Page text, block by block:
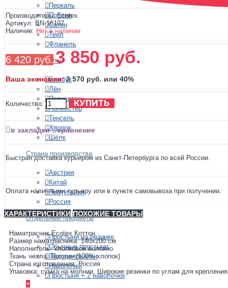
Перкаль
Поплин
Сатин
Твил
Фланель
Материалы
Бамбук
Лён
Поликоттон
Полиэстер
Тенсель
Хлопок
Шёлк
Страна производства
Австрия
Китай
Португалия
Россия
Отдельные предметы
Простыни на резинке
Обычные простыни
Пододеяльники
Наволочки
Простыня + 2 наволочки
+
Производитель:Ecotex
Артикул: BN-16107
Наличие: Нет в наличии
6 420 руб. 3 850 руб.
Ваша экономия: 2 570 руб. или 40%
Количество: КУПИТЬ
в закладки сравнение
Быстрая доставка курьером из Санкт-Петербурга по всей России.
Оплата наличными курьеру или в пункте самовывоза при получении.
ХАРАКТЕРИСТИКИ ПОХОЖИЕ ТОВАРЫ
Наматрасник Ecotex Коттон
Размер наматрасника: 140x200 см
Наполнитель: хлопковое волокно
Ткань чехла: Поплин (100% хлопок)
Страна изготовления: Россия
Упаковка: сумка на молнии, Широкие резинки по углам для